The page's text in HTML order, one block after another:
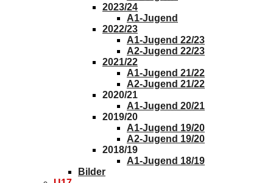
2023/24
A1-Jugend
2022/23
A1-Jugend 22/23
A2-Jugend 22/23
2021/22
A1-Jugend 21/22
A2-Jugend 21/22
2020/21
A1-Jugend 20/21
2019/20
A1-Jugend 19/20
A2-Jugend 19/20
2018/19
A1-Jugend 18/19
Bilder